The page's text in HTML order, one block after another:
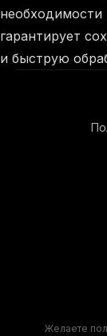
необходимости
гарантирует
и быструю
Желаете